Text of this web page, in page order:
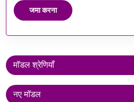
जमा करना
मॉडल श्रेणियाँ
नए मॉडल